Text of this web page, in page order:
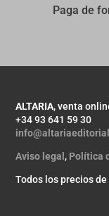
Paga de
ALTARIA, venta
+34 93 641 59 30
Aviso legal , Política
Todos los precios